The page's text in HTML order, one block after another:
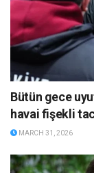
Bütün gece
havai fişekli
MARCH 31, 2026